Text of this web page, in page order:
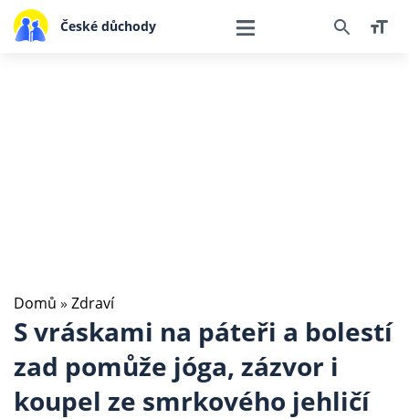
České důchody
Domů » Zdraví
S vráskami na páteři a bolestí
zad pomůže jóga, zázvor i
koupel ze smrkového jehličí